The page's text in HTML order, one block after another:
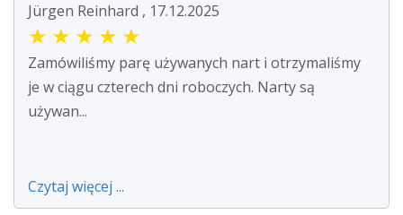
Jürgen Reinhard , 17.12.2025
★ ★ ★ ★ ★
Zamówiliśmy parę używanych nart i otrzymaliśmy
je w ciągu czterech dni roboczych. Narty są
używan...
Czytaj więcej ...